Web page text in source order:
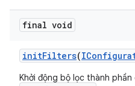
final void
initFilters(
Khởi động bộ lọc thành